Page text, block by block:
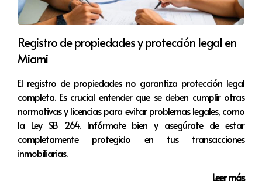
edificio. Decidió implementar un software de gestión
donde los inquilinos podían reportar problemas
directamente y hacer seguimiento del estado. Esta
transparencia mejoró significativamente la satisfacción
proporcionarles visibilidad sobre el proceso.
“La clave está en escuchar y actuar con
rapidez; esto transforma la frustración en
gratitud.”
Registro de propiedades y protección legal en
Miami
El registro de propiedades no garantiza protección legal
completa. Es crucial entender que se deben cumplir otras
normativas y licencias para evitar problemas legales, como
la Ley SB 264. Infórmate bien y asegúrate de estar
completamente protegido en tus transacciones
inmobiliarias.
Leer más